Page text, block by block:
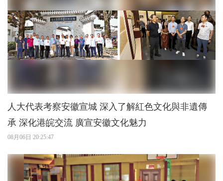
人大代表考察安徽宣城 深入了解紅色文化與非遺傳
承 深化港皖交流 廣宣安徽文化魅力
08月06日 20:25:47